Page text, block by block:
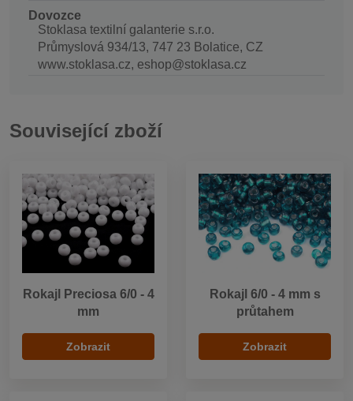
Dovozce
Stoklasa textilní galanterie s.r.o.
Průmyslová 934/13, 747 23 Bolatice, CZ
www.stoklasa.cz, eshop@stoklasa.cz
Související zboží
Rokajl Preciosa 6/0 - 4
mm
Zobrazit
Rokajl 6/0 - 4 mm s
průtahem
Zobrazit